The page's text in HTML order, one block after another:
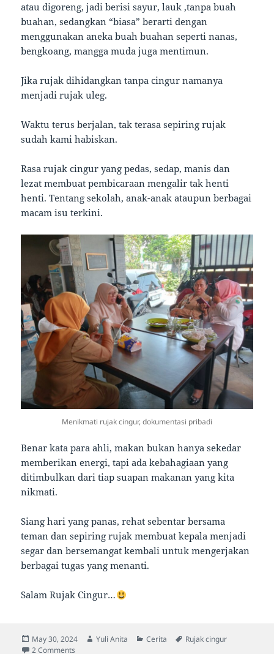
atau digoreng, jadi berisi sayur, lauk ,tanpa buah
buahan, sedangkan “biasa” berarti dengan
menggunakan aneka buah buahan seperti nanas,
bengkoang, mangga muda juga mentimun.
Jika rujak dihidangkan tanpa cingur namanya
menjadi rujak uleg.
Waktu terus berjalan, tak terasa sepiring rujak
sudah kami habiskan.
Rasa rujak cingur yang pedas, sedap, manis dan
lezat membuat pembicaraan mengalir tak henti
henti. Tentang sekolah, anak-anak ataupun berbagai
macam isu terkini.
Menikmati rujak cingur, dokumentasi pribadi
Benar kata para ahli, makan bukan hanya sekedar
memberikan energi, tapi ada kebahagiaan yang
ditimbulkan dari tiap suapan makanan yang kita
nikmati.
Siang hari yang panas, rehat sebentar bersama
teman dan sepiring rujak membuat kepala menjadi
segar dan bersemangat kembali untuk mengerjakan
berbagai tugas yang menanti.
Salam Rujak Cingur…
Posted
on
May 30, 2024 Author
Yuli Anita Categories
Cerita Tags
Rujak cingur
2 Comments